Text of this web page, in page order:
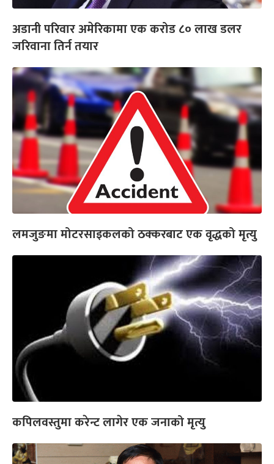
अडानी परिवार अमेरिकामा एक करोड ८० लाख डलर
जरिवाना तिर्न तयार
लमजुङमा मोटरसाइकलको ठक्करबाट एक वृद्धको मृत्यु
कपिलवस्तुमा करेन्ट लागेर एक जनाको मृत्यु